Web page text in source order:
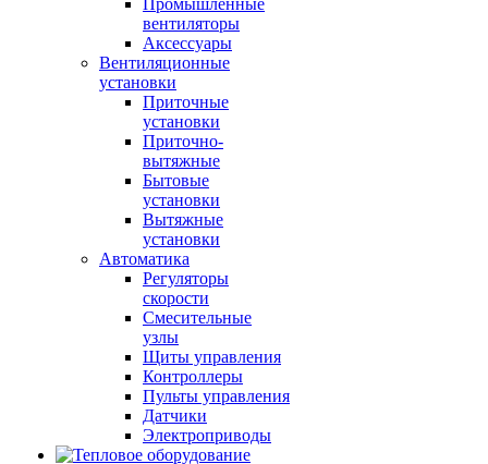
Промышленные
вентиляторы
Аксессуары
Вентиляционные
установки
Приточные
установки
Приточно-
вытяжные
Бытовые
установки
Вытяжные
установки
Автоматика
Регуляторы
скорости
Смесительные
узлы
Щиты управления
Контроллеры
Пульты управления
Датчики
Электроприводы